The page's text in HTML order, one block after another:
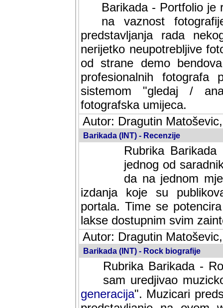
Barikada - Portfolio je
na vaznost
predstavljanja rada
nerijetko neupotrebljive
od strane demo
profesionalnih fotografa
sistemom "gledaj /
fotografska umijeca.
Autor: Dragutin
Barikada (INT) - Recenzije
Rubrika
jednog od
da na jednom
izdanja koje su
portala. Time se
lakse dostupnim svim
Autor: Dragutin
Barikada (INT) - Rock biografije
Rubrika Barikada -
sam uredjivao
generacija". Muzicari